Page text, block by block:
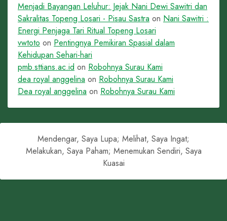
Menjadi Bayangan Leluhur: Jejak Nani Dewi Sawitri dan
Sakralitas Topeng Losari - Pisau Sastra on Nani Sawitri :
Energi Penjaga Tari Ritual Topeng Losari
vwtoto on Pentingnya Pemikiran Spasial dalam
Kehidupan Sehari-hari
pmb.sttians.ac.id on Robohnya Surau Kami
dea royal anggelina on Robohnya Surau Kami
Dea royal anggelina on Robohnya Surau Kami
Mendengar, Saya Lupa; Melihat, Saya Ingat;
Melakukan, Saya Paham; Menemukan Sendiri, Saya
Kuasai